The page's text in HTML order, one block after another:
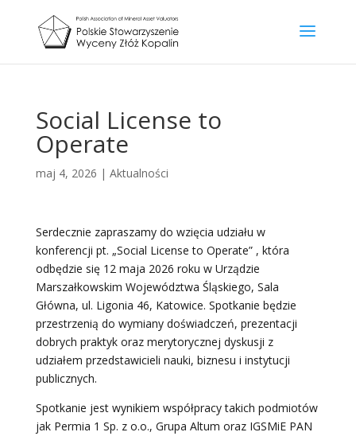
Social License to
Operate
maj 4, 2026 | Aktualności
Serdecznie zapraszamy do wzięcia udziału w
konferencji pt. „Social License to Operate” , która
odbędzie się 12 maja 2026 roku w Urządzie
Marszałkowskim Województwa Śląskiego, Sala
Główna, ul. Ligonia 46, Katowice. Spotkanie będzie
przestrzenią do wymiany doświadczeń, prezentacji
dobrych praktyk oraz merytorycznej dyskusji z
udziałem przedstawicieli nauki, biznesu i instytucji
publicznych.
Spotkanie jest wynikiem współpracy takich podmiotów
jak Permia 1 Sp. z o.o., Grupa Altum oraz IGSMiE PAN